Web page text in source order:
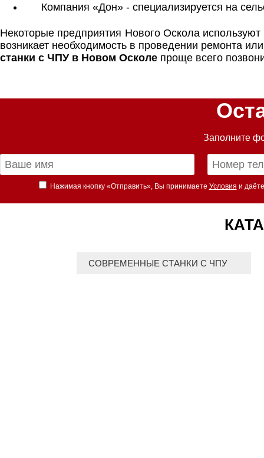
Компания «Дон» - специализируется на
Некоторые предприятия Нового Оскола
возникает необходимость в проведении ремонта
станки с ЧПУ в Новом Осколе проще всего
Заполните
Нажимая кнопку «Отправить», Вы принимаете Условия и
СОВРЕМЕННЫЕ СТАНКИ С ЧПУ